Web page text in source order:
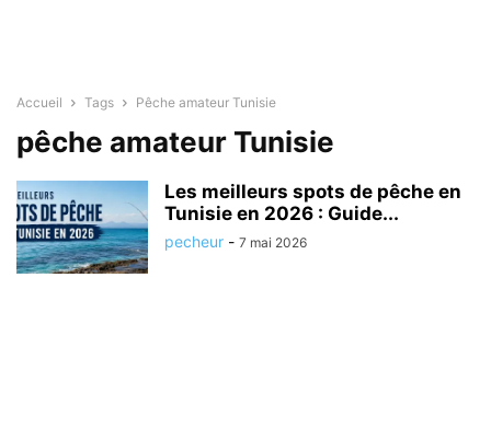
Accueil Tags Pêche amateur Tunisie
pêche amateur Tunisie
Les meilleurs spots de pêche en
Tunisie en 2026 : Guide...
pecheur - 7 mai 2026